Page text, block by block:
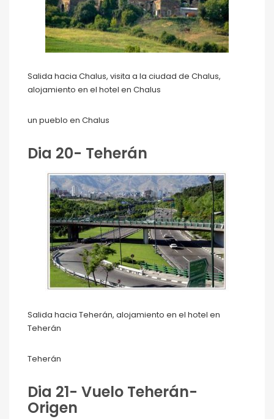
Salida hacia Chalus, visita a la ciudad de Chalus,
alojamiento en el hotel en Chalus
un pueblo en Chalus
Dia 20- Teherán
Salida hacia Teherán, alojamiento en el hotel en
Teherán
Teherán
Dia 21- Vuelo Teherán-
Origen